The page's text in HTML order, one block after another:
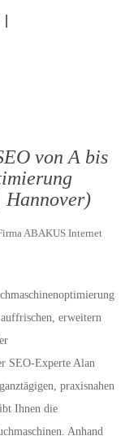
von A bis
Hannover)
ABAKUS Internet
erweitern
SEO-Experte Alan
praxisnahen
Ihnen die
Anhand